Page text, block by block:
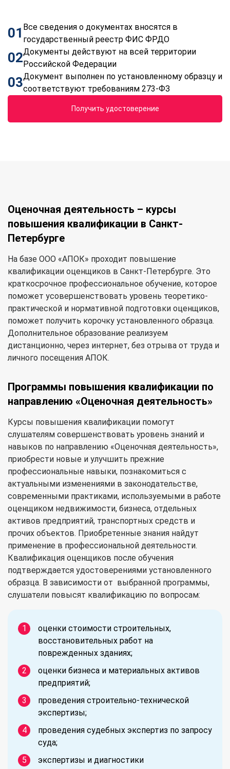
01 Все сведения о документах вносятся в
государственный реестр ФИС ФРДО
02Документы действуют на всей территории
Российской Федерации
03Документ выполнен по установленному образцу и
соответствуют требованиям 273-ФЗ
Получить удостоверение
Оценочная деятельность – курсы
повышения квалификации в Санкт-
Петербурге
На базе ООО «АПОК» проходит повышение
квалификации оценщиков в Санкт-Петербурге. Это
краткосрочное профессиональное обучение, которое
поможет усовершенствовать уровень теоретико-
практической и нормативной подготовки оценщиков,
поможет получить корочку установленного образца.
Дополнительное образование реализуем
дистанционно, через интернет, без отрыва от труда и
личного посещения АПОК.
Программы повышения квалификации по
направлению «Оценочная деятельность»
Курсы повышения квалификации помогут
слушателям совершенствовать уровень знаний и
навыков по направлению «Оценочная деятельность»,
приобрести новые и улучшить прежние
профессиональные навыки, познакомиться с
актуальными изменениями в законодательстве,
современными практиками, используемыми в работе
оценщиком недвижимости, бизнеса, отдельных
активов предприятий, транспортных средств и
прочих объектов. Приобретенные знания найдут
применение в профессиональной деятельности.
Квалификация оценщиков после обучения
подтверждается удостоверениями установленного
образца. В зависимости от выбранной программы,
слушатели повысят квалификацию по вопросам:
оценки стоимости строительных,
восстановительных работ на
поврежденных зданиях;
оценки бизнеса и материальных активов
предприятий;
проведения строительно-технической
экспертизы;
проведения судебных экспертиз по запросу
суда;
экспертизы и диагностики